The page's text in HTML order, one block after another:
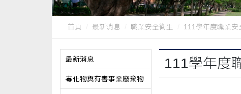
首頁 最新消息 職業安全衛生 111學年度職業安
最新消息
毒化物與有害事業廢棄物
111學年度